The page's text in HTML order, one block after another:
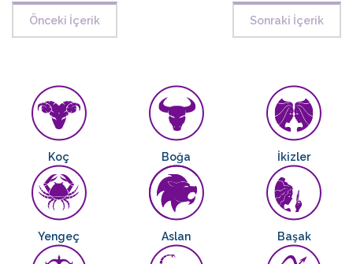
Önceki İçerik Sonraki İçerik
Koç Boğa İkizler
Yengeç Aslan Başak